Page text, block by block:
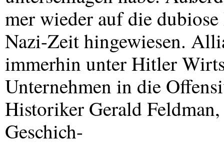
mer wieder auf die
Nazi-Zeit hingewiesen.
immerhin unter Hitler
Unternehmen in die
Historiker Gerald
Geschich-